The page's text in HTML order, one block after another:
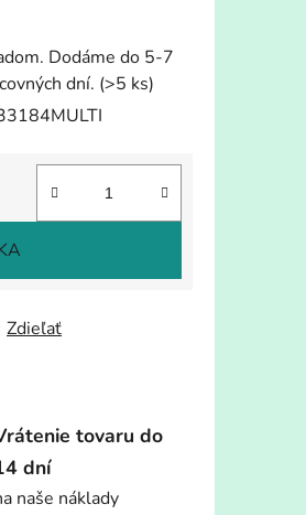
Dodáme do 5-7
dní. (>5 ks)
Zdieľať
tovaru do
dní
naše náklady